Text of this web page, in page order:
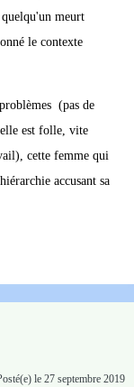
meurt
le contexte
(pas de
est folle, vite
cette femme qui
accusant sa
le 27 septembre 2019